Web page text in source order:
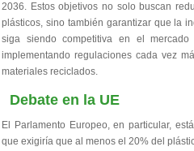
2036. Estos objetivos no solo buscan
plásticos, sino también garantizar que la
siga siendo competitiva en el
implementando regulaciones cada vez
materiales reciclados.
Debate en la UE
El Parlamento Europeo, en particular,
que exigiría que al menos el 20% del